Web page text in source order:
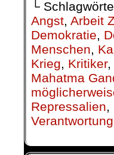
└
Angst, Arbeit
Demokratie,
Menschen,
Krieg, Kritiker,
Mahatma
Repressalien,
Verantwortung